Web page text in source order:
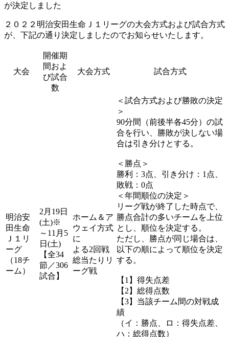
が決定しました
２０２２明治安田生命Ｊ１リーグの大会方式および試合方式
が、下記の通り決定しましたのでお知らせいたします。
大会
開催期
間およ
び試合
数
大会方式 試合方式
明治安
田生命
Ｊ１リ
ーグ
（18チ
ーム）
2月19日
(土)※
～11月5
日(土)
【全34
節／306
試合】
ホーム＆ア
ウェイ方式
に
よる2回戦
総当たりリ
ーグ戦
＜試合方式および勝敗の決定
＞
90分間（前後半各45分）の試
合を行い、勝敗が決しない場
合は引き分けとする。
＜勝点＞
勝利：3点、引き分け：1点、
敗戦：0点
＜年間順位の決定＞
リーグ戦が終了した時点で、
勝点合計の多いチームを上位
とし、順位を決定する。
ただし、勝点が同じ場合は、
以下の順によって順位を決定
する。
【1】得失点差
【2】総得点数
【3】当該チーム間の対戦成
績
（イ：勝点、ロ：得失点差、
ハ：総得点数）